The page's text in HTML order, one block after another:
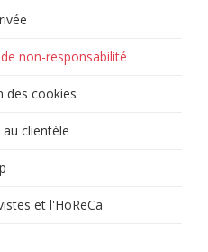
non-responsabilité
des cookies
au clientèle
et l'HoReCa